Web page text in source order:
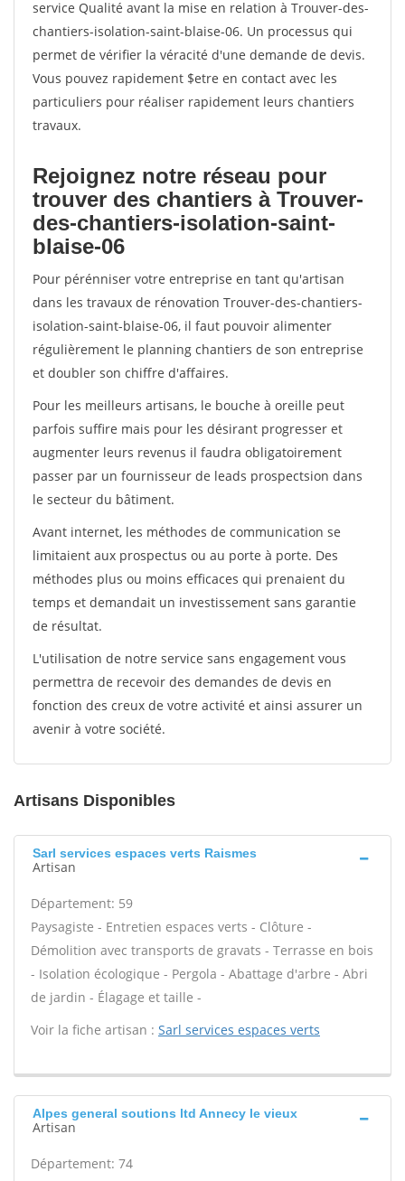
service Qualité avant la mise en relation à Trouver-des-
chantiers-isolation-saint-blaise-06. Un processus qui
permet de vérifier la véracité d'une demande de devis.
Vous pouvez rapidement $etre en contact avec les
particuliers pour réaliser rapidement leurs chantiers
travaux.
Rejoignez notre réseau pour
trouver des chantiers à Trouver-
des-chantiers-isolation-saint-
blaise-06
Pour pérénniser votre entreprise en tant qu'artisan
dans les travaux de rénovation Trouver-des-chantiers-
isolation-saint-blaise-06, il faut pouvoir alimenter
régulièrement le planning chantiers de son entreprise
et doubler son chiffre d'affaires.
Pour les meilleurs artisans, le bouche à oreille peut
parfois suffire mais pour les désirant progresser et
augmenter leurs revenus il faudra obligatoirement
passer par un fournisseur de leads prospectsion dans
le secteur du bâtiment.
Avant internet, les méthodes de communication se
limitaient aux prospectus ou au porte à porte. Des
méthodes plus ou moins efficaces qui prenaient du
temps et demandait un investissement sans garantie
de résultat.
L'utilisation de notre service sans engagement vous
permettra de recevoir des demandes de devis en
fonction des creux de votre activité et ainsi assurer un
avenir à votre société.
Artisans Disponibles
Sarl services espaces verts Raismes
Artisan
Département: 59
Paysagiste - Entretien espaces verts - Clôture -
Démolition avec transports de gravats - Terrasse en bois
- Isolation écologique - Pergola - Abattage d'arbre - Abri
de jardin - Élagage et taille -
Voir la fiche artisan : Sarl services espaces verts
Alpes general soutions ltd Annecy le vieux
Artisan
Département: 74